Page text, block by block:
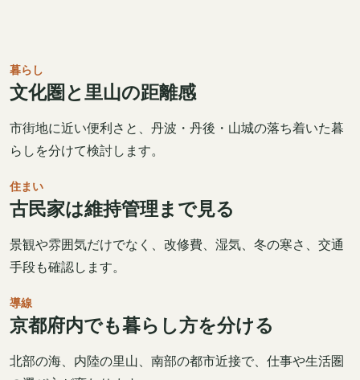
暮らし
文化圏と里山の距離感
市街地に近い便利さと、丹波・丹後・山城の落ち着いた暮
らしを分けて検討します。
住まい
古民家は維持管理まで見る
景観や雰囲気だけでなく、改修費、湿気、冬の寒さ、交通
手段も確認します。
導線
京都府内でも暮らし方を分ける
北部の海、内陸の里山、南部の都市近接で、仕事や生活圏